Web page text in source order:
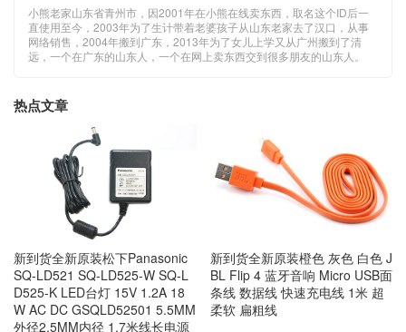
小熊老家山东省青州市，因2001年在小熊在线卖东西，取名这个ID后一
直使用至今，2003年为了生计带着老婆孩子从山东老家去了汉口，从事
网络销售，2004年搬到广东，2013年为了女儿上学又从广州搬到了清
远，一个在广东的山东人，一个在网上卖东西交到很多朋友的山东人。
热点文章
新到货全新原装松下Panasonic
SQ-LD521 SQ-LD525-W SQ-L
D525-K LED台灯 15V 1.2A 18
W AC DC GSQLD52501 5.5MM
外径2.5MM内径 1.7米线长电源
新到货全新原装橙色 灰色 白色 J
BL Flip 4 蓝牙音响 Micro USB面
条线 数据线 快速充电线 1米 超
柔软 扁粗线